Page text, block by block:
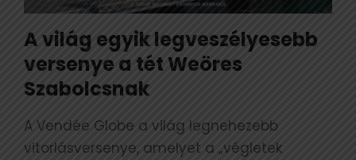
A világ egyik legveszélyesebb
versenye a tét Weöres
Szabolcsnak
A Vendée Globe a világ legnehezebb
vitorlásversenye, amelyet a „végletek